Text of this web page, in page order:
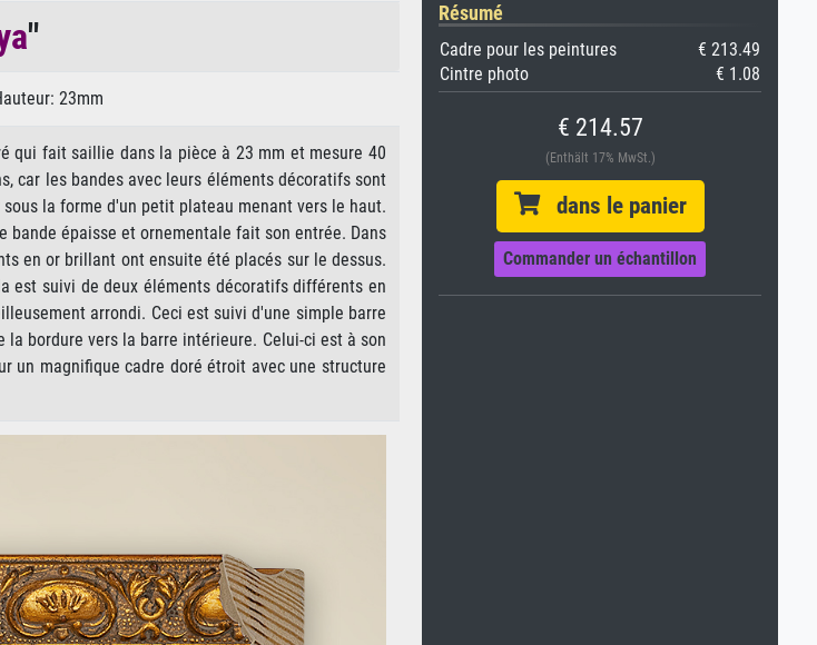
"
23mm
qui fait saillie dans la pièce à 23 mm et mesure 40
car les bandes avec leurs éléments décoratifs sont
la forme d'un petit plateau menant vers le haut.
épaisse et ornementale fait son entrée. Dans
en or brillant ont ensuite été placés sur le dessus.
est suivi de deux éléments décoratifs différents en
arrondi. Ceci est suivi d'une simple barre
bordure vers la barre intérieure. Celui-ci est à son
un magnifique cadre doré étroit avec une structure
Résumé
Cadre pour les peintures
€ 213.49
Cintre photo
€ 1.08
€ 214.57
(Enthält 17% MwSt.)
dans le panier
Commander un échantillon